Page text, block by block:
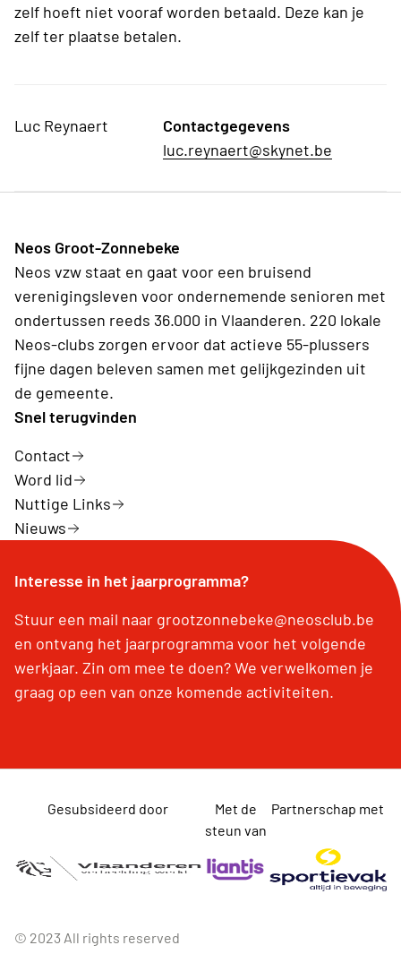
zelf hoeft niet vooraf worden betaald. Deze kan je
zelf ter plaatse betalen.
Luc Reynaert
Contactgegevens
luc.reynaert@skynet.be
Neos Groot-Zonnebeke
Neos vzw staat en gaat voor een bruisend
verenigingsleven voor ondernemende senioren met
ondertussen reeds 36.000 in Vlaanderen. 220 lokale
Neos-clubs zorgen ervoor dat actieve 55-plussers
fijne dagen beleven samen met gelijkgezinden uit
de gemeente.
Snel terugvinden
Contact
Word lid
Nuttige Links
Nieuws
Interesse in het jaarprogramma?
Stuur een mail naar grootzonnebeke@neosclub.be
en ontvang het jaarprogramma voor het volgende
werkjaar. Zin om mee te doen? We verwelkomen je
graag op een van onze komende activiteiten.
Gesubsideerd door
Met de
steun van
Partnerschap met
© 2023 All rights reserved